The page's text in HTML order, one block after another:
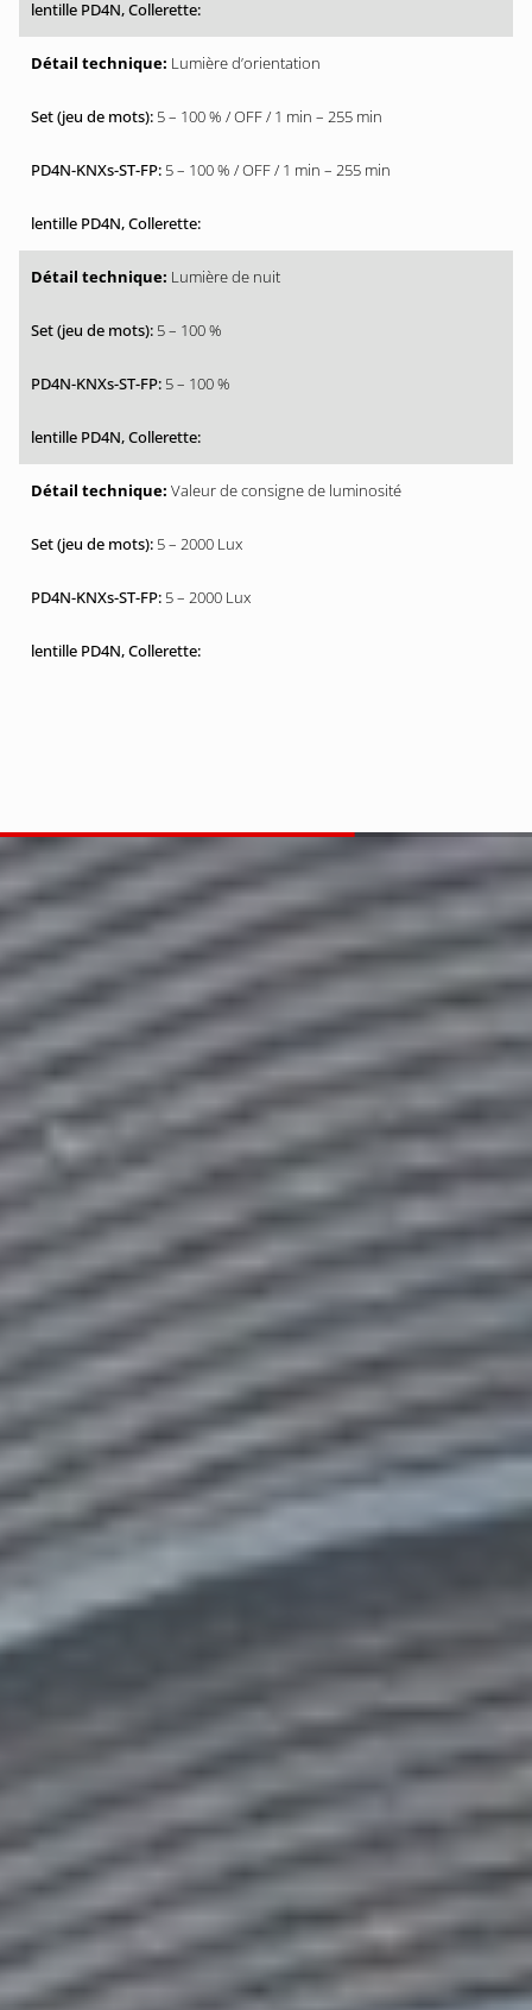
Lumière d’orientation
5 – 100 % / OFF / 1 min – 255 min
5 – 100 % / OFF / 1 min – 255 min
Lumière de nuit
5 – 100 %
5 – 100 %
Valeur de consigne de luminosité
5 – 2000 Lux
5 – 2000 Lux